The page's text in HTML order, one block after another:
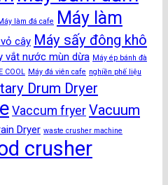
làm đá cafe
Máy làm
cây Máy sấy đông khô
vắt nước mùn dừa Máy ép bánh đà
COOL Máy đá viên cafe nghiền phế liệu
Drum Dryer
Vaccum fryerVacuum
Dryer waste crusher machine
crusher